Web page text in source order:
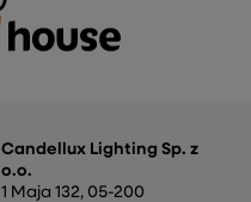
Candellux Lighting Sp. z
o.o.
1 Maja 132, 05-200